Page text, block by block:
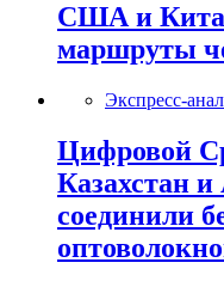
США и
маршруты
Экспресс-
Цифровой
Казахстан
соединили